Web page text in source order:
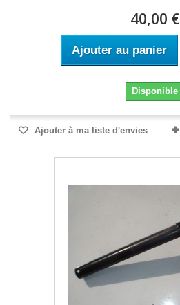
40,00 €
Ajouter au panier
Disponible
Ajouter à ma liste d'envies